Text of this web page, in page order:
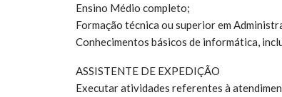
Ensino Médio completo;
Formação técnica ou superior em
Conhecimentos básicos de informática,
ASSISTENTE DE EXPEDIÇÃO
Executar atividades referentes à